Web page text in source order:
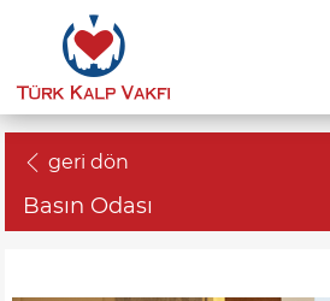
geri dön
Basın Odası